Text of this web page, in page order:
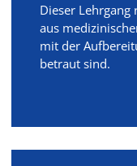
Dieser
aus
mit der
betraut sind.